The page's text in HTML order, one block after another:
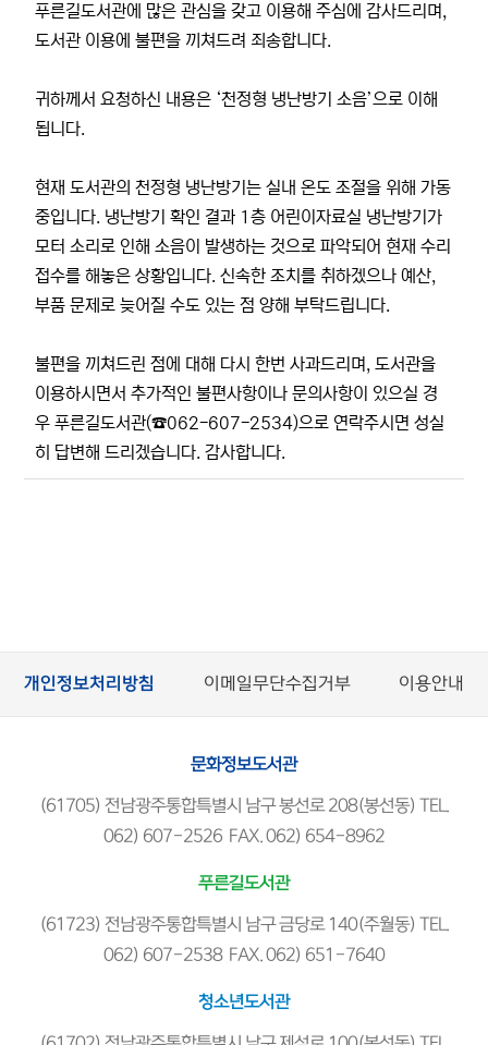
푸른길도서관에 많은 관심을 갖고 이용해 주심에 감사드리며,
도서관 이용에 불편을 끼쳐드려 죄송합니다.
귀하께서 요청하신 내용은 ‘천정형 냉난방기 소음’으로 이해
됩니다.
현재 도서관의 천정형 냉난방기는 실내 온도 조절을 위해 가동
중입니다. 냉난방기 확인 결과 1층 어린이자료실 냉난방기가
모터 소리로 인해 소음이 발생하는 것으로 파악되어 현재 수리
접수를 해놓은 상황입니다. 신속한 조치를 취하겠으나 예산,
부품 문제로 늦어질 수도 있는 점 양해 부탁드립니다.
불편을 끼쳐드린 점에 대해 다시 한번 사과드리며, 도서관을
이용하시면서 추가적인 불편사항이나 문의사항이 있으실 경
우 푸른길도서관(☎062-607-2534)으로 연락주시면 성실
히 답변해 드리겠습니다. 감사합니다.
개인정보처리방침 이메일무단수집거부 이용안내
문화정보도서관
(61705) 전남광주통합특별시 남구 봉선로 208(봉선동) TEL.
062) 607-2526 FAX. 062) 654-8962
푸른길도서관
(61723) 전남광주통합특별시 남구 금당로 140(주월동) TEL.
062) 607-2538 FAX. 062) 651-7640
청소년도서관